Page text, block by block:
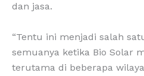
dan jasa.
“Tentu ini menjadi salah
semuanya ketika Bio Solar
terutama di beberapa